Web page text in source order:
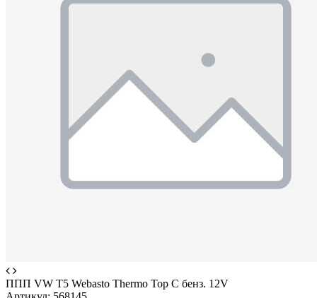
ППП VW T5 Webasto Thermo Top C бенз. 12V